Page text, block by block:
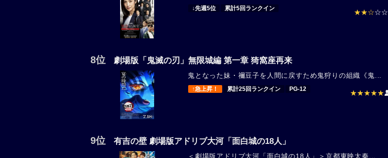
↓先週5位 累計5回ランクイン ★★☆☆☆
8位 劇場版「鬼滅の刃」無限城編 第一章 猗窩座再来
鬼となった妹・禰豆子を人間に戻すため鬼狩りの組織《鬼...
↑急上昇！ 累計25回ランクイン PG-12 ★★★★★
9位 有吉の壁 劇場版アドリブ大河「面白城の18人」
＜劇場版アドリブ大河「面白城の18人」＞京都東映太秦...